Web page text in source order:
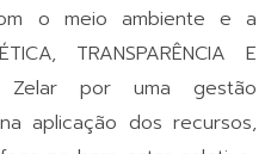
o meio ambiente e a
TRANSPARÊNCIA E
Zelar por uma gestão
aplicação dos recursos,